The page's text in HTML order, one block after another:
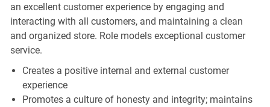
an excellent customer experience by engaging and
interacting with all customers, and maintaining a clean
and organized store. Role models exceptional customer
service.
Creates a positive internal and external customer
experience
Promotes a culture of honesty and integrity; maintains